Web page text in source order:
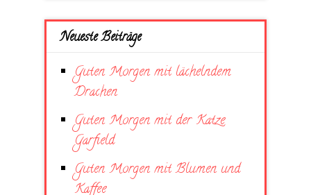
Neueste Beiträge
Guten Morgen mit lächelndem
Drachen
Guten Morgen mit der Katze
Garfield
Guten Morgen mit Blumen und
Kaffee